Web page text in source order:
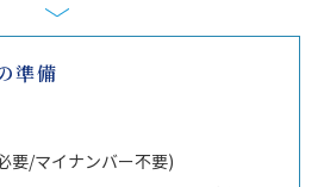
準備
要/マイナンバー不要)